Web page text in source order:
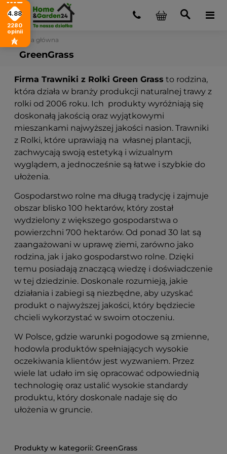
Strona główna
GreenGrass
Firma Trawniki z Rolki Green Grass to rodzina,
która działa w branży produkcji naturalnej trawy z
rolki od 2006 roku. Ich produkty wyróżniają się
doskonałą jakością oraz wyjątkowymi
mieszankami najwyższej jakości nasion. Trawniki
z Rolki, które uprawiają na własnej plantacji,
zachwycają swoją estetyką i wizualnym
wyglądem, a jednocześnie są łatwe i szybkie do
ułożenia.
Gospodarstwo rolne ma długą tradycję i zajmuje
obszar blisko 100 hektarów, który został
wydzielony z większego gospodarstwa o
powierzchni 700 hektarów. Od ponad 30 lat są
zaangażowani w uprawę ziemi, zarówno jako
rodzina, jak i jako gospodarstwo rolne. Dzięki
temu posiadają znaczącą wiedzę i doświadczenie
w tej dziedzinie. Doskonale rozumieją, jakie
działania i zabiegi są niezbędne, aby uzyskać
produkt o najwyższej jakości, który będziecie
chcieli wykorzystać w swoim otoczeniu.
W Polsce, gdzie warunki pogodowe są zmienne,
hodowla produktów spełniających wysokie
oczekiwania klientów jest wyzwaniem. Przez
wiele lat udało im się opracować odpowiednią
technologię oraz ustalić wysokie standardy
produktu, który doskonale nadaje się do
ułożenia w gruncie.
GreenGrass
4.88
2280
opinii